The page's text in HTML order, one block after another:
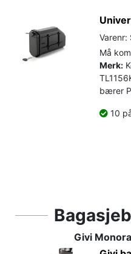
Varenr:
Må
Merk:
bærer
10
Givi